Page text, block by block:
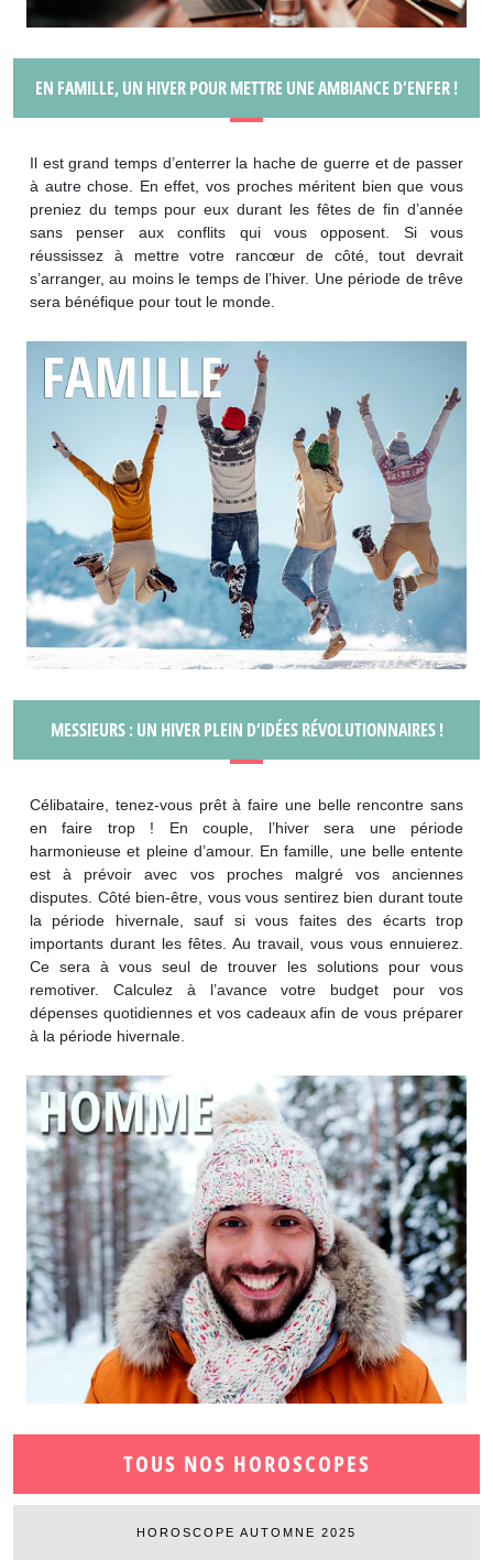
TOUS NOS HOROSCOPES
HOROSCOPE AUTOMNE 2025
EN FAMILLE, UN HIVER POUR METTRE UNE AMBIANCE D’ENFER !
Il est grand temps d’enterrer la hache de guerre et de passer
à autre chose. En effet, vos proches méritent bien que vous
preniez du temps pour eux durant les fêtes de fin d’année
sans penser aux conflits qui vous opposent. Si vous
réussissez à mettre votre rancœur de côté, tout devrait
s’arranger, au moins le temps de l’hiver. Une période de trêve
sera bénéfique pour tout le monde.
MESSIEURS : UN HIVER PLEIN D’IDÉES RÉVOLUTIONNAIRES !
Célibataire, tenez-vous prêt à faire une belle rencontre sans
en faire trop ! En couple, l’hiver sera une période
harmonieuse et pleine d’amour. En famille, une belle entente
est à prévoir avec vos proches malgré vos anciennes
disputes. Côté bien-être, vous vous sentirez bien durant toute
la période hivernale, sauf si vous faites des écarts trop
importants durant les fêtes. Au travail, vous vous ennuierez.
Ce sera à vous seul de trouver les solutions pour vous
remotiver. Calculez à l’avance votre budget pour vos
dépenses quotidiennes et vos cadeaux afin de vous préparer
à la période hivernale.